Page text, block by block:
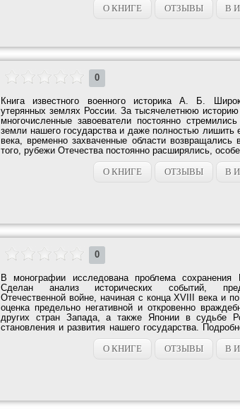
О КНИГЕ ОТЗЫВЫ В
0
Книга известного военного историка А. Б.
утерянных землях России. За тысячелетнюю
многочисленные завоеватели постоянно
земли нашего государства и даже полностью лишить
века, временно захваченные области возвращались
того, рубежи Отечества постоянно расширялись,
О КНИГЕ
ОТЗЫВЫ В
0
В монографии исследована проблема сохранения
Сделан анализ исторических событий,
Отечественной войне, начиная с конца XVIII века и
оценка предельно негативной и откровенно
других стран Запада, а также Японии в судьбе
становления и развития нашего государства.
миссия И. В. Сталина...
О КНИГЕ
ОТЗЫВЫ В